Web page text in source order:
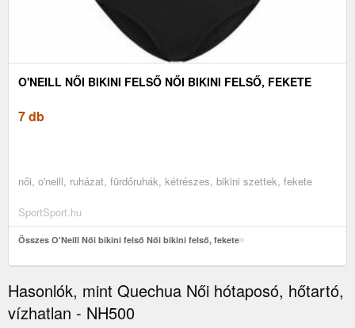
O'NEILL NŐI BIKINI FELSŐ NŐI BIKINI FELSŐ, FEKETE
7 db
női, o'neill, ruházat, fürdőruhák, kétrészes, bikini szettek, fekete
SportSport.hu
Összes O'Neill Női bikini felső Női bikini felső, fekete
Hasonlók, mint Quechua Női hótaposó, hőtartó,
vízhatlan - NH500